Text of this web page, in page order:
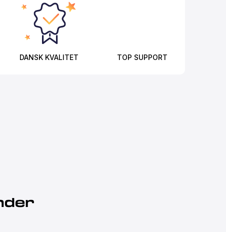
DANSK KVALITET TOP SUPPORT